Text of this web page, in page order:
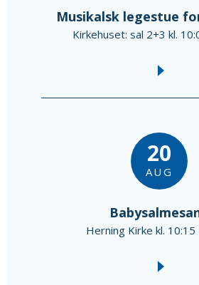
Musikalsk legestue
Kirkehuset: sal 2+3 kl.
20
AUG
Herning Kirke kl. 10:15